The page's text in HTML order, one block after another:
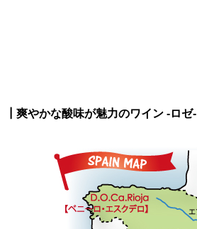
┃爽やかな酸味が魅力のワイン -ロゼ-